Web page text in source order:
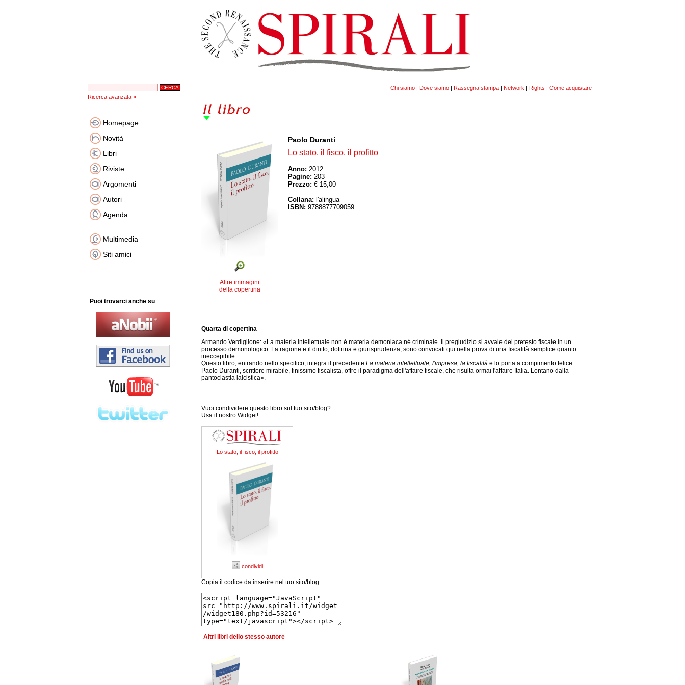
Chi siamo | Dove siamo | Rassegna stampa | Network | Rights | Come acquistare
Ricerca avanzata »
Homepage
Novità
Libri
Riviste
Argomenti
Autori
Agenda
Multimedia
Siti amici
Puoi trovarci anche su
Altre immagini
della copertina
Paolo Duranti
Lo stato, il fisco, il profitto
Anno: 2012
Pagine: 203
Prezzo: € 15,00
Collana: l'alingua
ISBN: 9788877709059
Quarta di copertina
Armando Verdiglione: «La materia intellettuale non è materia demoniaca né criminale. Il pregiudizio si avvale del pretesto fiscale in un
processo demonologico. La ragione e il diritto, dottrina e giurisprudenza, sono convocati qui nella prova di una fiscalità semplice quanto
ineccepibile.
Questo libro, entrando nello specifico, integra il precedente La materia intellettuale, l'impresa, la fiscalità e lo porta a compimento felice.
Paolo Duranti, scrittore mirabile, finissimo fiscalista, offre il paradigma dell'affaire fiscale, che risulta ormai l'affaire Italia. Lontano dalla
pantoclastia laicistica».
Vuoi condividere questo libro sul tuo sito/blog?
Usa il nostro Widget!
Lo stato, il fisco, il profitto
condividi
Copia il codice da inserire nel tuo sito/blog
Altri libri dello stesso autore